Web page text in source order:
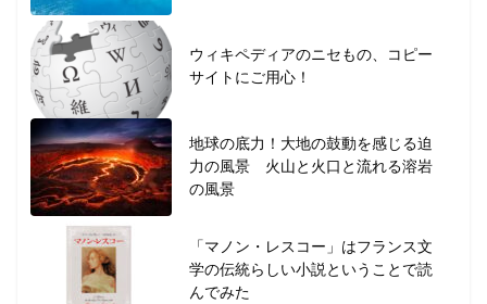
ウィキペディアのニセもの、コピー
サイトにご用心！
地球の底力！大地の鼓動を感じる迫
力の風景 火山と火口と流れる溶岩
の風景
「マノン・レスコー」はフランス文
学の伝統らしい小説ということで読
んでみた